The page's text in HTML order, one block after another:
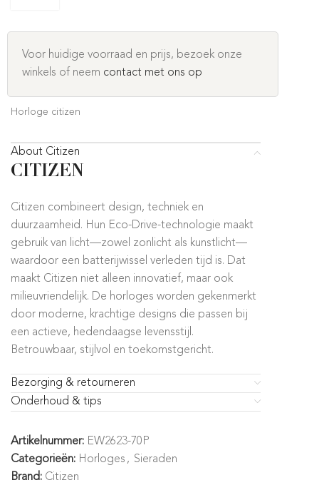
Voor huidige voorraad en prijs, bezoek onze
winkels of neem contact met ons op
Horloge citizen
About Citizen
CITIZEN
Citizen combineert design, techniek en
duurzaamheid. Hun Eco-Drive-technologie maakt
gebruik van licht—zowel zonlicht als kunstlicht—
waardoor een batterijwissel verleden tijd is. Dat
maakt Citizen niet alleen innovatief, maar ook
milieuvriendelijk. De horloges worden gekenmerkt
door moderne, krachtige designs die passen bij
een actieve, hedendaagse levensstijl.
Betrouwbaar, stijlvol en toekomstgericht.
Bezorging & retourneren
Onderhoud & tips
Artikelnummer: EW2623-70P
Categorieën: Horloges , Sieraden
Brand: Citizen